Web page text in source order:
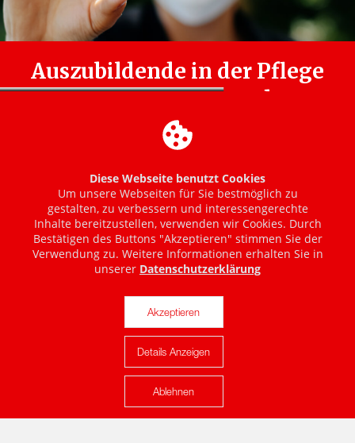
Karte anzeigen
Diese Webseite benutzt Cookies
Um unsere Webseiten für Sie bestmöglich zu
gestalten, zu verbessern und interessengerechte
Inhalte bereitzustellen, verwenden wir Cookies. Durch
Bestätigen des Buttons "Akzeptieren" stimmen Sie der
Verwendung zu. Weitere Informationen erhalten Sie in
unserer Datenschutzerklärung
Akzeptieren
Details Anzeigen
Ablehnen